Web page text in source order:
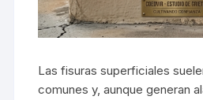
Las fisuras superficiales
comunes y, aunque generan